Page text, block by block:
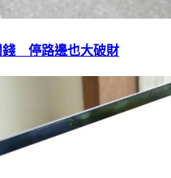
錢 停路邊也大破財